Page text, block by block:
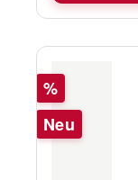
Rabatt
%
Neu